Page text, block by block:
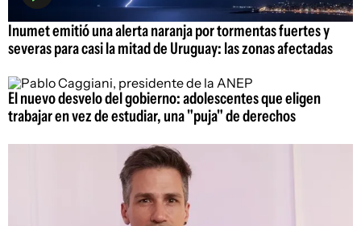
Inumet emitió una alerta naranja por tormentas fuertes y
severas para casi la mitad de Uruguay: las zonas afectadas
El nuevo desvelo del gobierno: adolescentes que eligen
trabajar en vez de estudiar, una "puja" de derechos